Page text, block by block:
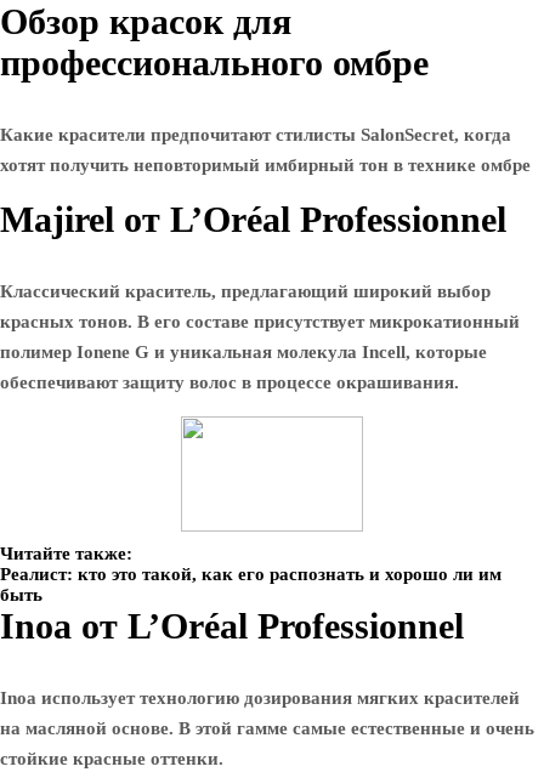
Обзор красок для
профессионального омбре
Какие красители предпочитают стилисты SalonSecret, когда
хотят получить неповторимый имбирный тон в технике омбре
Majirel от L’Oréal Professionnel
Классический краситель, предлагающий широкий выбор
красных тонов. В его составе присутствует микрокатионный
полимер Ionene G и уникальная молекула Incell, которые
обеспечивают защиту волос в процессе окрашивания.
Читайте также:
Реалист: кто это такой, как его распознать и хорошо ли им
быть
Inoa от L’Oréal Professionnel
Inoa использует технологию дозирования мягких красителей
на масляной основе. В этой гамме самые естественные и очень
стойкие красные оттенки.